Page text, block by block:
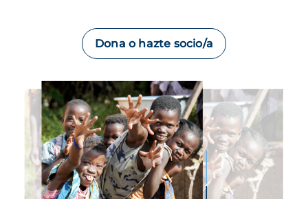
Dona o hazte socio/a
Imagen